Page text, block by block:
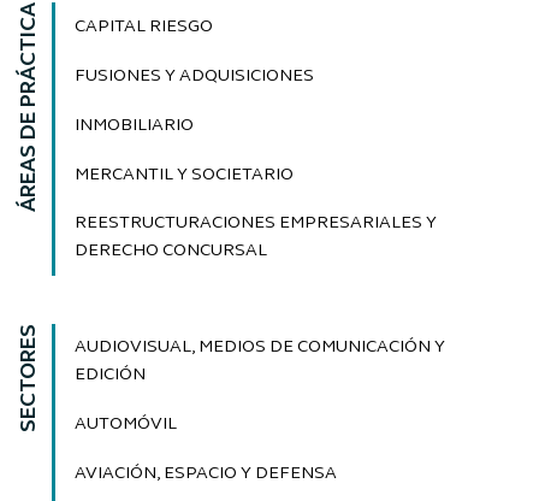
ÁREAS DE PRÁCTICA CAPITAL RIESGO
FUSIONES Y ADQUISICIONES
INMOBILIARIO
MERCANTIL Y SOCIETARIO
REESTRUCTURACIONES EMPRESARIALES Y
DERECHO CONCURSAL
SECTORES
AUDIOVISUAL, MEDIOS DE COMUNICACIÓN Y
EDICIÓN
AUTOMÓVIL
AVIACIÓN, ESPACIO Y DEFENSA